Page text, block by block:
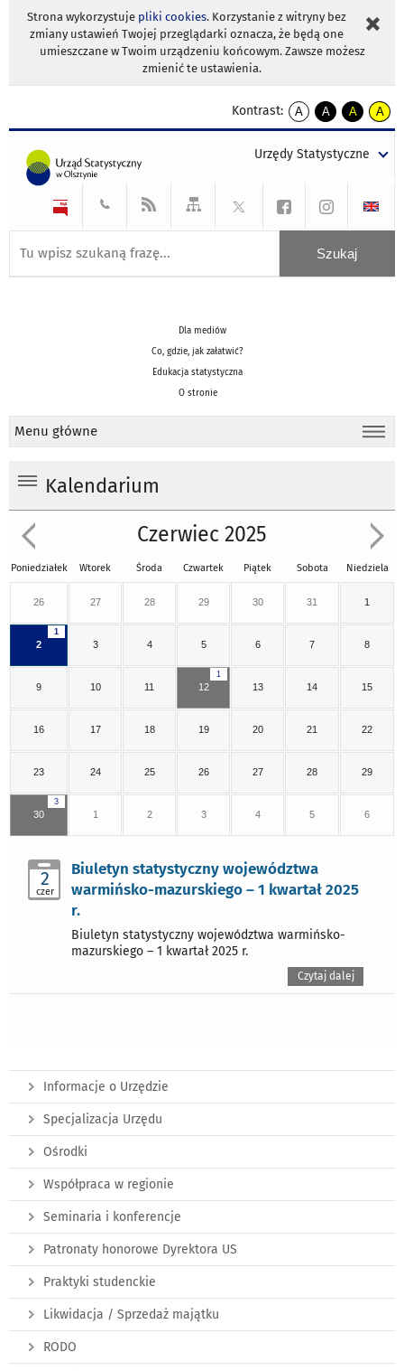
Strona wykorzystuje pliki cookies. Korzystanie z witryny bez
zmiany ustawień Twojej przeglądarki oznacza, że będą one
umieszczane w Twoim urządzeniu końcowym. Zawsze możesz
zmienić te ustawienia.
Kontrast:
A
kontrast
A
kontrast
tekst
czarnym
A
kontrast
tekst
czarnym
A
tekst
żółtym
Urzędy Statystyczne
Dla mediów
Co, gdzie, jak załatwić?
Edukacja statystyczna
O stronie
Menu główne
Kalendarium
Czerwiec 2025
Poniedziałek Wtorek Środa Czwartek Piątek Sobota Niedziela
26 27 28 29 30 31 1
1
2 3 4 5 6 7 8
9 10 11
1
12 13 14 15
16 17 18 19 20 21 22
23 24 25 26 27 28 29
3
30 1 2 3 4 5 6
2
czer
Biuletyn statystyczny województwa
warmińsko-mazurskiego – 1 kwartał 2025
r.
Biuletyn statystyczny województwa warmińsko-
mazurskiego – 1 kwartał 2025 r.
Czytaj dalej
Informacje o Urzędzie
Specjalizacja Urzędu
Ośrodki
Współpraca w regionie
Seminaria i konferencje
Patronaty honorowe Dyrektora US
Praktyki studenckie
Likwidacja / Sprzedaż majątku
RODO